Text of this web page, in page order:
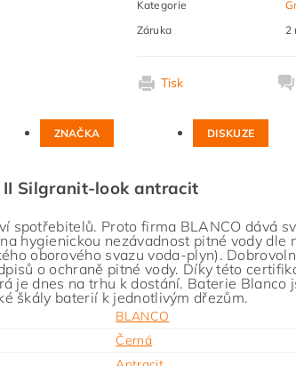
Kategorie
Záruka
2
Tisk
ZNAČKA DISKUZE
II Silgranit-look antracit
spotřebitelů. Proto firma BLANCO dává
hygienickou nezávadnost pitné vody dle
oborového svazu voda-plyn).
o ochraně pitné vody. Díky této
je dnes na trhu k dostání. Baterie Blanco
škály baterií k jednotlivým dřezům.
BLANCO
Černá